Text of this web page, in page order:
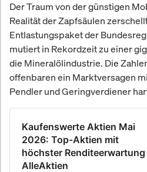
Der Traum von der günstigen
Realität der Zapfsäulen
Entlastungspaket der
mutiert in Rekordzeit zu einer
die Mineralölindustrie. Die
offenbaren ein Marktversagen
Pendler und Geringverdiener
Kaufenswerte Aktien Mai
2026: Top-Aktien mit
höchster Renditeerwartung |
AlleAktien